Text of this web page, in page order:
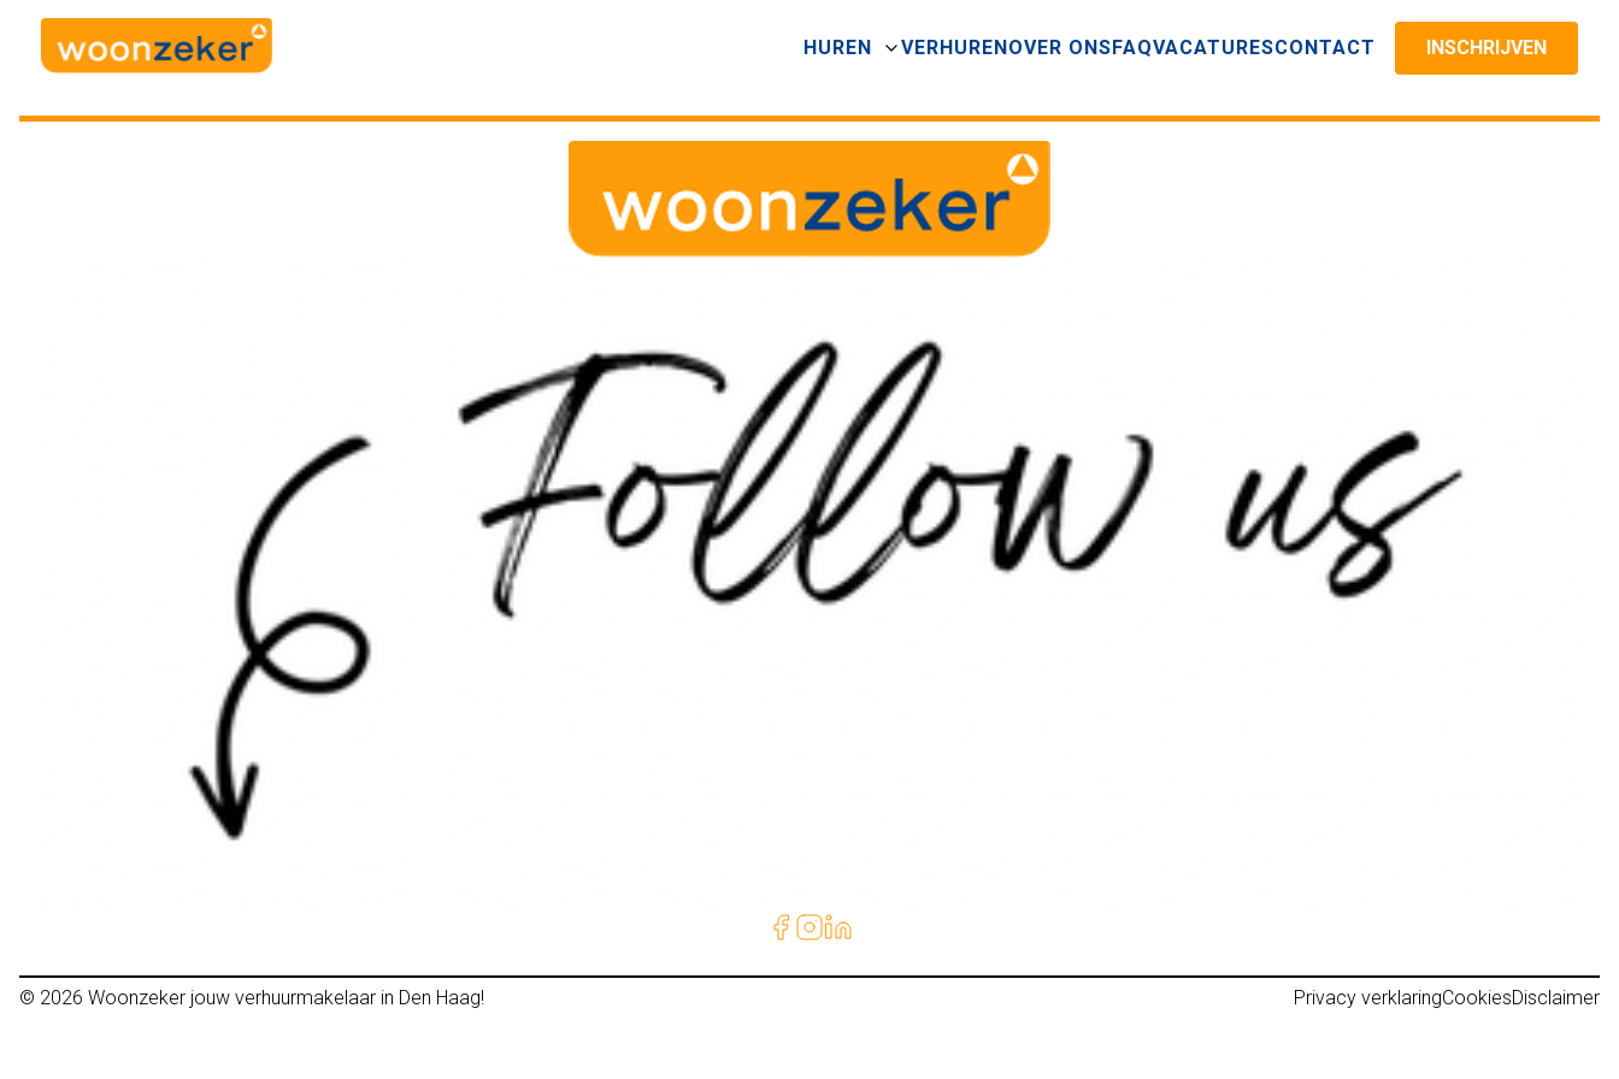
HUREN VERHURENOVER ONSFAQVACATURESCONTACT INSCHRIJVEN
© 2026 Woonzeker jouw verhuurmakelaar in Den Haag! Privacy verklaringCookiesDisclaimer